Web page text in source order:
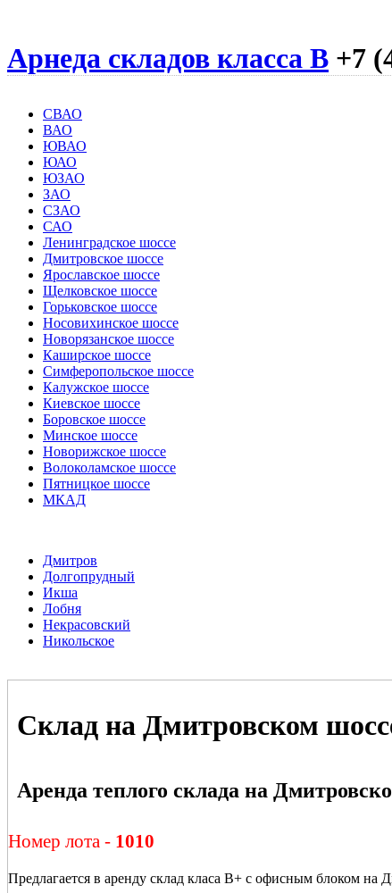
Арнеда складов класса B +7
СВАО
ВАО
ЮВАО
ЮАО
ЮЗАО
ЗАО
СЗАО
САО
Ленинградское шоссе
Дмитровское шоссе
Ярославское шоссе
Щелковское шоссе
Горьковское шоссе
Носовихинское шоссе
Новорязанское шоссе
Каширское шоссе
Симферопольское шоссе
Калужское шоссе
Киевское шоссе
Боровское шоссе
Минское шоссе
Новорижское шоссе
Волоколамское шоссе
Пятницкое шоссе
МКАД
Дмитров
Долгопрудный
Икша
Лобня
Некрасовский
Никольское
Склад на Дмитровском
Аренда теплого склада на
Номер лота - 1010
Предлагается в аренду склад класа В+ с офисным блоком